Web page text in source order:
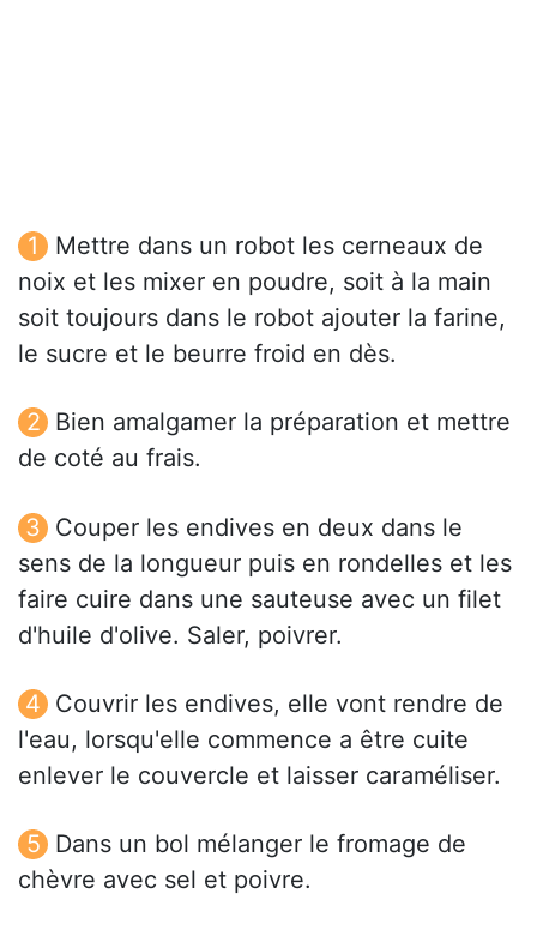
Mettre dans un robot les cerneaux de
noix et les mixer en poudre, soit à la main
soit toujours dans le robot ajouter la farine,
le sucre et le beurre froid en dès.
Bien amalgamer la préparation et mettre
de coté au frais.
Couper les endives en deux dans le
sens de la longueur puis en rondelles et les
faire cuire dans une sauteuse avec un filet
d'huile d'olive. Saler, poivrer.
Couvrir les endives, elle vont rendre de
l'eau, lorsqu'elle commence a être cuite
enlever le couvercle et laisser caraméliser.
Dans un bol mélanger le fromage de
chèvre avec sel et poivre.